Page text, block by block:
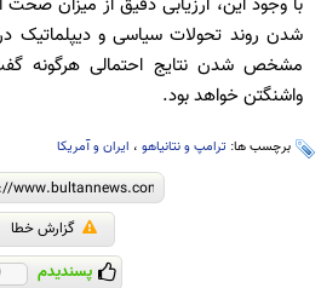
شدن روند تحولات سیاسی و دیپلماتیک
مشخص شدن نتایج احتمالی هرگونه
واشنگتن خواهد بود.
برچسب ها: ترامپ و نتانیاهو ، ایران و آمریکا
گزارش خطا
پسندیدم